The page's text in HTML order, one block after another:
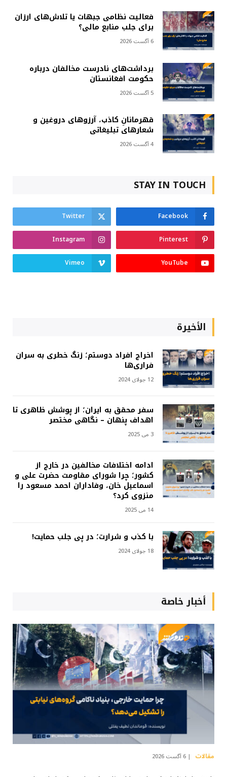
فعالیت نظامی جبهات یا تلاش‌های ارزان
برای جلب منابع مالی؟
6 آگست 2026
برداشت‌های نادرست مخالفان درباره
حکومت افغانستان
5 آگست 2026
قهرمانانِ کاذب، آرزوهای دروغین و
شعارهای تبلیغاتی
4 آگست 2026
STAY IN TOUCH
Facebook
Twitter
Pinterest
Instagram
YouTube
Vimeo
الأخيرة
اخراج افراد دوستم؛ زنگ خطری به سران
فراری‌ها
12 جولای 2024
سفر محقق به ایران؛ از پوشش ظاهری تا
اهداف پنهان – نگاهی مختصر
3 می 2025
ادامه اختلافات مخالفین در خارج از
کشور؛ چرا شورای مقاومت حضرت علی و
اسماعیل خان، وفاداران احمد مسعود را
منزوی کرد؟
14 می 2025
با کذب و شرارت؛ در پی جلب حمایت!
18 جولای 2024
أخبار خاصة
مقالات 6 آگست 2026